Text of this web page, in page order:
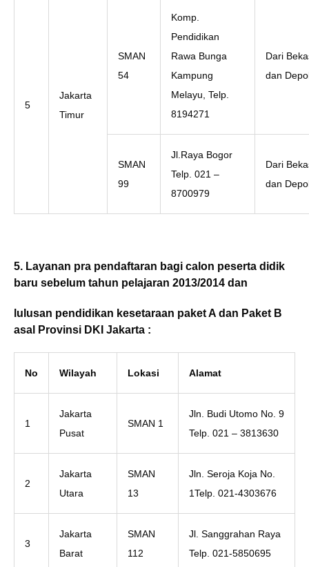
5
Jakarta
Timur
SMAN
54
Komp.
Pendidikan
Rawa Bunga
Kampung
Melayu, Telp.
8194271
Dari
dan
SMAN
99
Jl.Raya Bogor
Telp. 021 –
8700979
Dari
dan
5. Layanan pra pendaftaran bagi calon peserta didik
baru sebelum tahun pelajaran 2013/2014 dan
lulusan pendidikan kesetaraan paket A dan Paket B
asal Provinsi DKI Jakarta :
No Wilayah Lokasi Alamat
1
Jakarta
Pusat
SMAN 1
Jln. Budi Utomo No. 9
Telp. 021 – 3813630
2
Jakarta
Utara
SMAN
13
Jln. Seroja Koja No.
1Telp. 021-4303676
3
Jakarta
Barat
SMAN
112
Jl. Sanggrahan Raya
Telp. 021-5850695